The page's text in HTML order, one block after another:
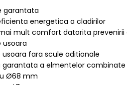
garantata
energetica a cladirilor
mult comfort datorita prevenirii
usoara
usoara fara scule aditionale
garantata a elmentelor combinate
Ø68 mm